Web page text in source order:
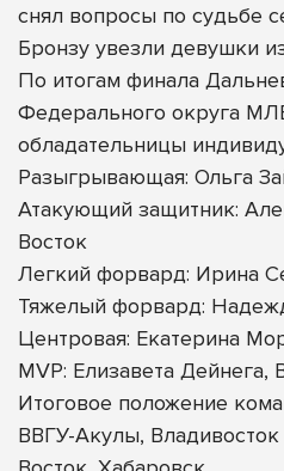
снял вопросы по судьбе
Бронзу увезли девушки
По итогам финала
Федерального округа
обладательницы
Разыгрывающая: Ольга
Атакующий защитник:
Восток
Легкий форвард: Ирина
Тяжелый форвард:
Центровая: Екатерина
MVP: Елизавета Дейнега,
Итоговое положение
ВВГУ-Акулы, Владивосток